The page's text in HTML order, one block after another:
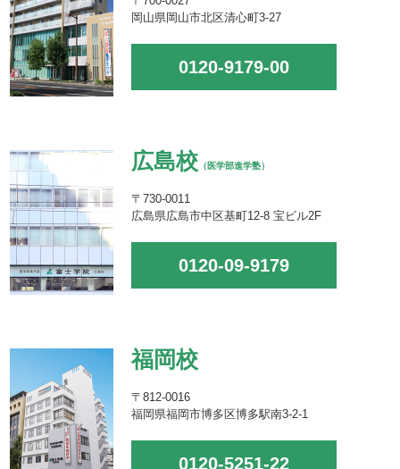
岡山県岡山市北区清心町3-27
0120-9179-00
広島校 （医学部進学塾）
〒730-0011
広島県広島市中区基町12-8 宝ビル2F
0120-09-9179
福岡校
〒812-0016
福岡県福岡市博多区博多駅南3-2-1
0120-5251-22